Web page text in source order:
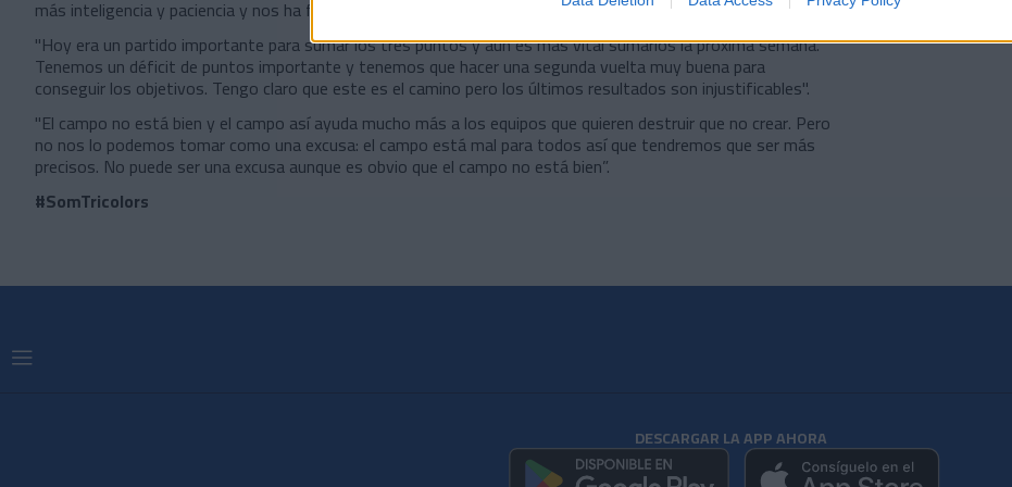
más inteligencia y paciencia y nos ha faltado algo esto".
"Hoy era un partido importante para sumar los tres puntos y aún es más vital sumarlos la próxima semana.
Tenemos un déficit de puntos importante y tenemos que hacer una segunda vuelta muy buena para
conseguir los objetivos. Tengo claro que este es el camino pero los últimos resultados son injustificables".
"El campo no está bien y el campo así ayuda mucho más a los equipos que quieren destruir que no crear. Pero
no nos lo podemos tomar como una excusa: el campo está mal para todos así que tendremos que ser más
precisos. No puede ser una excusa aunque es obvio que el campo no está bien”.
#SomTricolors
DESCARGAR LA APP AHORA